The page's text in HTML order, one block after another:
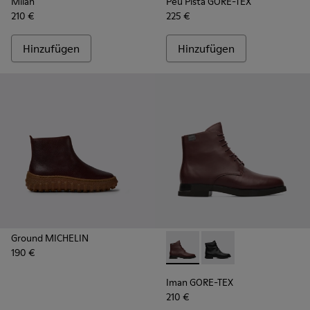
210 €
Hinzufügen
225 €
Hinzufügen
Ground MICHELIN
190 €
Iman GORE-TEX -
Iman GORE-TEX -
Iman GORE-TEX
210 €